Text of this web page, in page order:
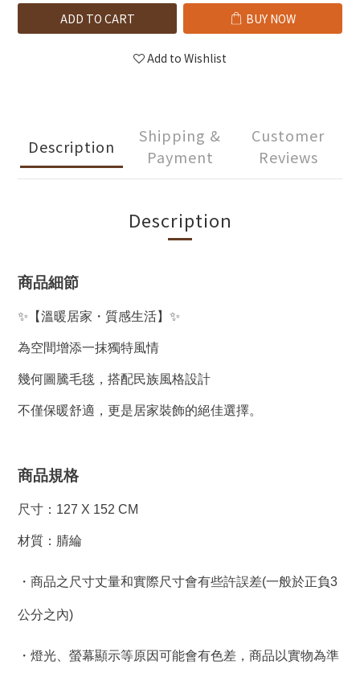
ADD TO CART BUY NOW
Add to Wishlist
Description
Shipping &
Payment
Customer
Reviews
Description
商品細節
✨【溫暖居家・質感生活】✨
為空間增添一抹獨特風情
幾何圖騰毛毯，搭配民族風格設計
不僅保暖舒適，更是居家裝飾的絕佳選擇。
商品規格
尺寸：127 X 152 CM
材質：腈綸
・商品之尺寸丈量和實際尺寸會有些許誤差(一般於正負3
公分之內)
・燈光、螢幕顯示等原因可能會有色差，商品以實物為準